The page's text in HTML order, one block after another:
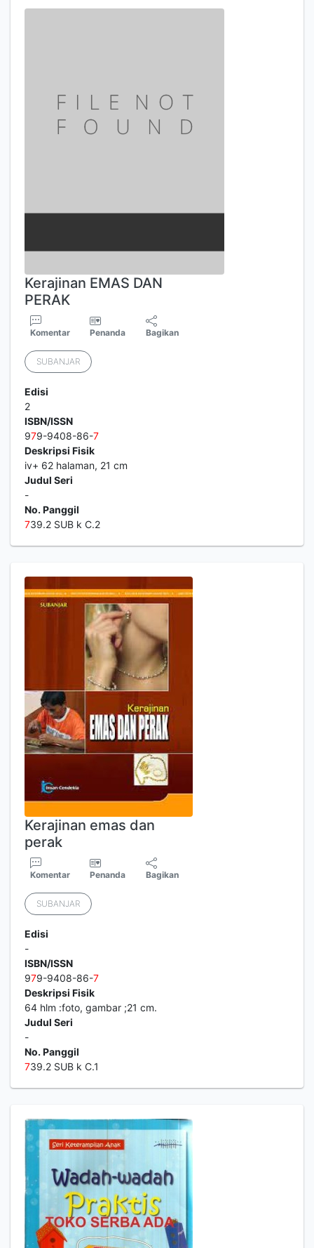
Kerajinan EMAS DAN
PERAK
Komentar Penanda Bagikan
SUBANJAR
Edisi
2
ISBN/ISSN
979-9408-86-7
Deskripsi Fisik
iv+ 62 halaman, 21 cm
Judul Seri
-
No. Panggil
739.2 SUB k C.2
Kerajinan emas dan
perak
Komentar Penanda Bagikan
SUBANJAR
Edisi
-
ISBN/ISSN
979-9408-86-7
Deskripsi Fisik
64 hlm :foto, gambar ;21 cm.
Judul Seri
-
No. Panggil
739.2 SUB k C.1